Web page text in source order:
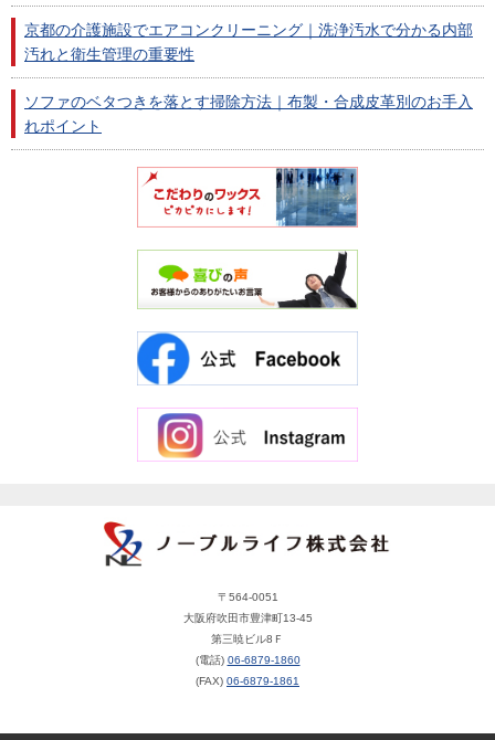
京都の介護施設でエアコンクリーニング｜洗浄汚水で分かる内部
汚れと衛生管理の重要性
ソファのベタつきを落とす掃除方法｜布製・合成皮革別のお手入
れポイント
〒564-0051
大阪府吹田市豊津町13-45
第三暁ビル8Ｆ
(電話) 06-6879-1860
(FAX) 06-6879-1861